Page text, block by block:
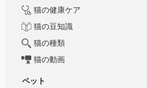
猫の健康ケア
猫の豆知識
猫の種類
猫の動画
ペット